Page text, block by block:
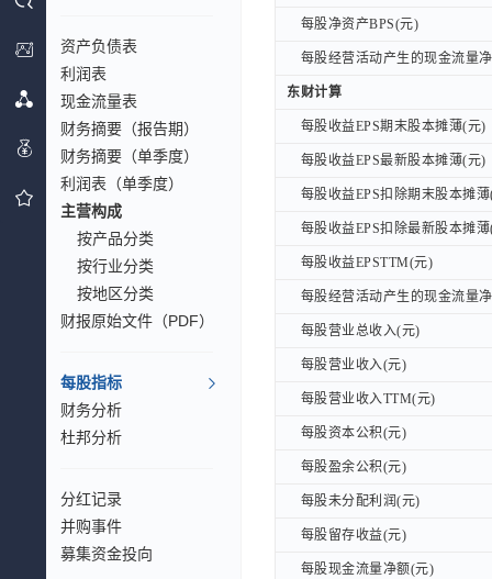
资产负债表
利润表
现金流量表
财务摘要（报告期）
财务摘要（单季度）
利润表（单季度）
主营构成
按产品分类
按行业分类
按地区分类
财报原始文件（PDF）
每股指标
财务分析
杜邦分析
分红记录
并购事件
募集资金投向
每股净资产BPS(元)
每股经营活动产生的现金流量
东财计算
每股收益EPS期末股本摊薄(元)
每股收益EPS最新股本摊薄(元)
每股收益EPS扣除期末股本摊
每股收益EPS扣除最新股本摊
每股收益EPSTTM(元)
每股经营活动产生的现金流量
每股营业总收入(元)
每股营业收入(元)
每股营业收入TTM(元)
每股资本公积(元)
每股盈余公积(元)
每股未分配利润(元)
每股留存收益(元)
每股现金流量净额(元)
每股净资产BPS(元)
每股经营活动产生的现金流量
东财计算
每股收益EPS期末股本摊薄(元)
每股收益EPS最新股本摊薄(元)
每股收益EPS扣除期末股本摊
每股收益EPS扣除最新股本摊
每股收益EPSTTM(元)
每股经营活动产生的现金流量
每股营业总收入(元)
每股营业收入(元)
每股营业收入TTM(元)
每股资本公积(元)
每股盈余公积(元)
每股未分配利润(元)
每股留存收益(元)
每股现金流量净额(元)